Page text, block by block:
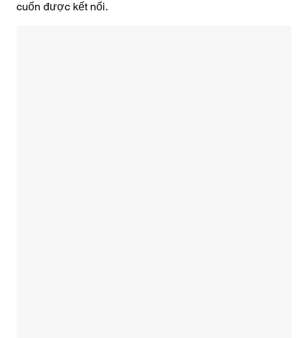
cuốn được kết nối.